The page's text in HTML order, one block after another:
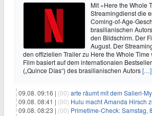
Mit «Here the Whole
Streamingdienst die
Coming-of-Age-
brasilianischen
den Bildschirm. Der
August. Der
den offiziellen Trailer zu Here the Whole Time
Film basiert auf dem internationalen Bestseller
(„Quince Días“) des brasilianischen Autors[…]
09.08. 09:16 | (00) arte räumt mit dem Salieri-
09.08. 08:41 | (00) Hulu macht Amanda Hirsch zur
09.08. 08:23 | (00) Primetime-Check: Samstag,